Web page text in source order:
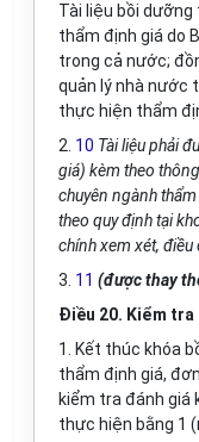
Tài liệu bồi
thẩm định giá do
trong cả nước;
quản lý nhà nước
thực hiện thẩm
2. 10 Tài liệu phải
giá) kèm theo
chuyên ngành
theo quy định tại
chính xem xét, điều
3. 11 (được thay
Điều 20. Kiểm
1. Kết thúc khóa
thẩm định giá,
kiểm tra đánh giá
thực hiện bằng 1